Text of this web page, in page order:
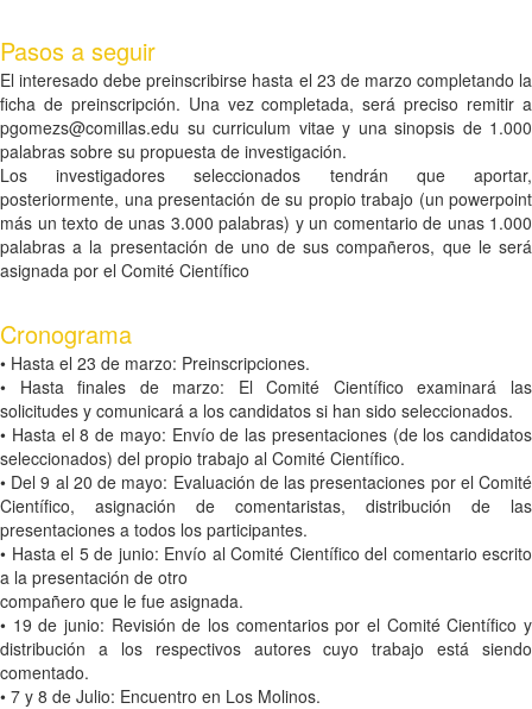
Pasos a seguir
El interesado debe preinscribirse hasta el 23 de marzo completando la
ficha de preinscripción. Una vez completada, será preciso remitir a
pgomezs@comillas.edu su curriculum vitae y una sinopsis de 1.000
palabras sobre su propuesta de investigación.
Los investigadores seleccionados tendrán que aportar,
posteriormente, una presentación de su propio trabajo (un powerpoint
más un texto de unas 3.000 palabras) y un comentario de unas 1.000
palabras a la presentación de uno de sus compañeros, que le será
asignada por el Comité Científico
Cronograma
• Hasta el 23 de marzo: Preinscripciones.
• Hasta finales de marzo: El Comité Científico examinará las
solicitudes y comunicará a los candidatos si han sido seleccionados.
• Hasta el 8 de mayo: Envío de las presentaciones (de los candidatos
seleccionados) del propio trabajo al Comité Científico.
• Del 9 al 20 de mayo: Evaluación de las presentaciones por el Comité
Científico, asignación de comentaristas, distribución de las
presentaciones a todos los participantes.
• Hasta el 5 de junio: Envío al Comité Científico del comentario escrito
a la presentación de otro
compañero que le fue asignada.
• 19 de junio: Revisión de los comentarios por el Comité Científico y
distribución a los respectivos autores cuyo trabajo está siendo
comentado.
• 7 y 8 de Julio: Encuentro en Los Molinos.